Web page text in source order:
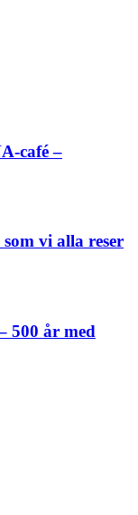
café –
vi alla reser
500 år med